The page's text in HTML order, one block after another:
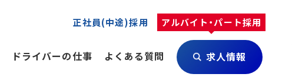
正社員(中途)採用 アルバイト・パート採用
ドライバーの仕事 よくある質問 求人情報